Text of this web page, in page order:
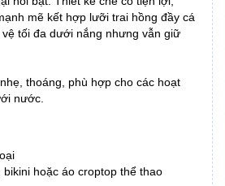
mẽ kết hợp lưỡi trai hồng đầy cá
tối đa dưới nắng nhưng vẫn giữ
thoáng, phù hợp cho các hoạt
nước.
hoặc áo croptop thể thao